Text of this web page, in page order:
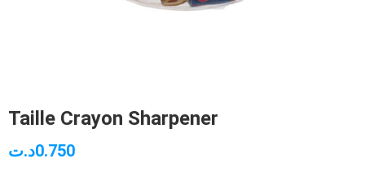
Taille Crayon Sharpener
0.750د.ت